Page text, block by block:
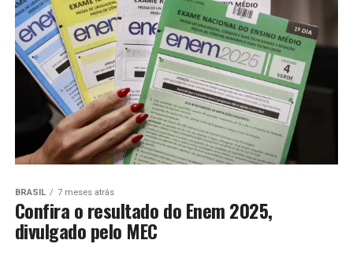
BRASIL 7 meses atrás
Confira o resultado do Enem 2025,
divulgado pelo MEC